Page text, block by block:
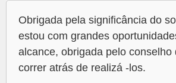
Obrigada pela significância do
estou com grandes
alcance, obrigada pelo conselho
correr atrás de realizá -los.